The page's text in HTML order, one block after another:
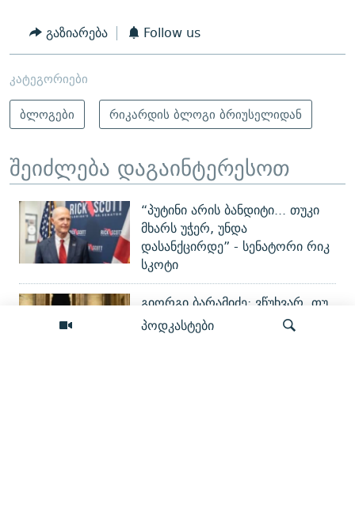
პოდკასტები
გაზიარება Follow us
კატეგორიები
ბლოგები
რიკარდის ბლოგი ბრიუსელიდან
შეიძლება დაგაინტერესოთ
“პუტინი არის ბანდიტი... თუკი
მხარს უჭერ, უნდა
დასანქცირდე” - სენატორი რიკ
სკოტი
გიორგი ბარამიძე: ვწუხვარ, თუ
პროპაგანდის წყალობით ჩემი
ნათქვამი პატრიოტებმა